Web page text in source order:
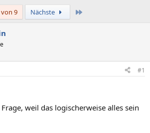
von 9
Nächste
#1
weil das logischerweise alles sein